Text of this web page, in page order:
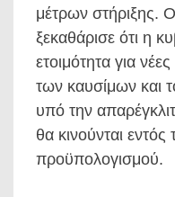
μέτρων στήριξης.
ξεκαθάρισε ότι η
ετοιμότητα για
των καυσίμων και
υπό την
θα κινούνται
προϋπολογισμού.